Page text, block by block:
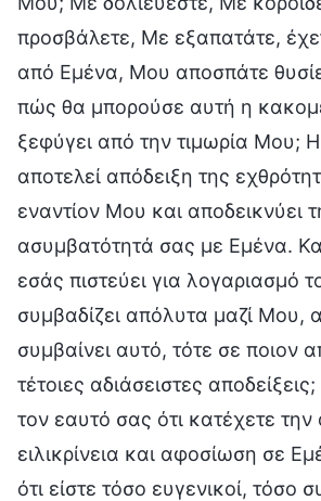
προσβάλετε, Με εξαπατάτε,
από Εμένα, Μου αποσπάτε
πώς θα μπορούσε αυτή η
ξεφύγει από την τιμωρία Μου;
αποτελεί απόδειξη της
εναντίον Μου και αποδεικνύει
ασυμβατότητά σας με Εμένα.
εσάς πιστεύει για λογαριασμό
συμβαδίζει απόλυτα μαζί Μου,
συμβαίνει αυτό, τότε σε ποιον
τέτοιες αδιάσειστες
τον εαυτό σας ότι κατέχετε
ειλικρίνεια και αφοσίωση σε
ότι είστε τόσο ευγενικοί, τόσο